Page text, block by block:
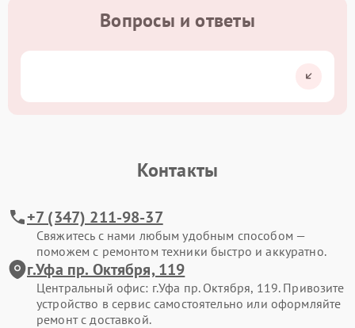
Вопросы и ответы
Контакты
+7 (347) 211-98-37
Свяжитесь с нами любым удобным способом —
поможем с ремонтом техники быстро и аккуратно.
г.Уфа пр. Октября, 119
Центральный офис: г.Уфа пр. Октября, 119. Привозите
устройство в сервис самостоятельно или оформляйте
ремонт с доставкой.